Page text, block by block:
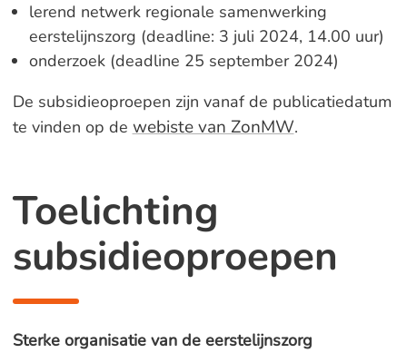
lerend netwerk regionale samenwerking
eerstelijnszorg (deadline: 3 juli 2024, 14.00 uur)
onderzoek (deadline 25 september 2024)
De subsidieoproepen zijn vanaf de publicatiedatum
te vinden op de webiste van ZonMW.
Toelichting
subsidieoproepen
Sterke organisatie van de eerstelijnszorg